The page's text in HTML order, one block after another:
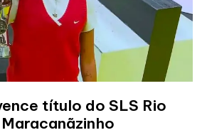
título do SLS Rio